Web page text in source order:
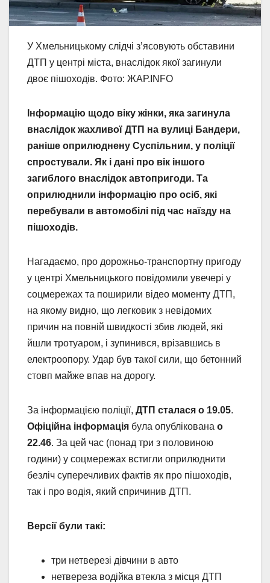
У Хмельницькому слідчі з’ясовують обставини
ДТП у центрі міста, внаслідок якої загинули
двоє пішоходів. Фото: ЖАР.INFO
Інформацію щодо віку жінки, яка загинула
внаслідок жахливої ДТП на вулиці Бандери,
раніше оприлюднену Суспільним, у поліції
спростували. Як і дані про вік іншого
загиблого внаслідок автопригоди. Та
оприлюднили інформацію про осіб, які
перебували в автомобілі під час наїзду на
пішоходів.
Нагадаємо, про дорожньо-транспортну пригоду
у центрі Хмельницького повідомили увечері у
соцмережах та поширили відео моменту ДТП,
на якому видно, що легковик з невідомих
причин на повній швидкості збив людей, які
йшли тротуаром, і зупинився, врізавшись в
електроопору. Удар був такої сили, що бетонний
стовп майже впав на дорогу.
За інформацією поліції, ДТП сталася о 19.05.
Офіційна інформація була опублікована о
22.46. За цей час (понад три з половиною
години) у соцмережах встигли оприлюднити
безліч суперечливих фактів як про пішоходів,
так і про водія, який спричинив ДТП.
Версії були такі:
три нетверезі дівчини в авто
нетвереза водійка втекла з місця ДТП